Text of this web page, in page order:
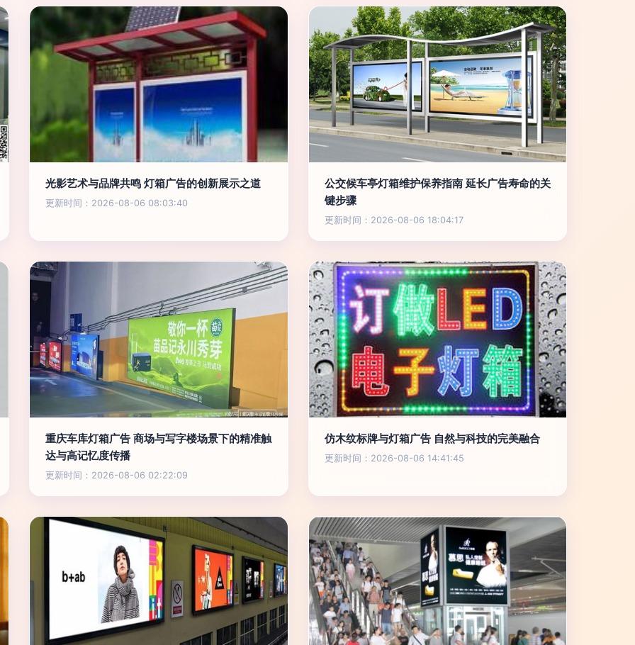
光影艺术与品牌共鸣 灯箱广告的创新展示之道
更新时间：2026-08-06 08:03:40
公交候车亭灯箱维护保养指南 延长广告寿命的关
键步骤
更新时间：2026-08-06 18:04:17
重庆车库灯箱广告 商场与写字楼场景下的精准触
达与高记忆度传播
更新时间：2026-08-06 02:22:09
仿木纹标牌与灯箱广告 自然与科技的完美融合
更新时间：2026-08-06 14:41:45